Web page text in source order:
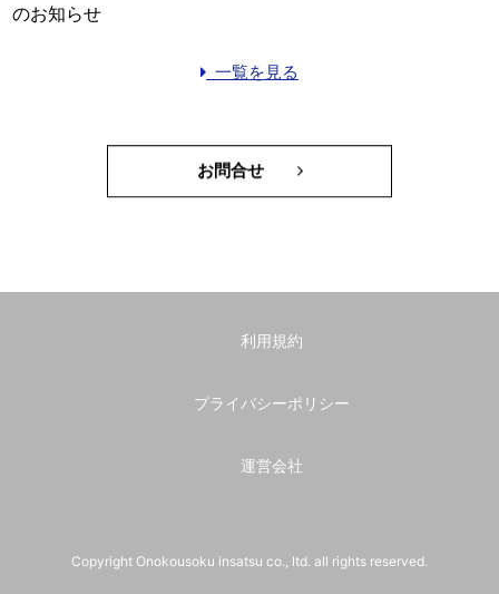
のお知らせ
一覧を見る
お問合せ
利用規約
プライバシーポリシー
運営会社
Copyright Onokousoku insatsu co., ltd. all rights reserved.